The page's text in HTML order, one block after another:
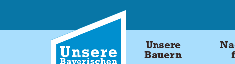
content
Unsere
Bauern